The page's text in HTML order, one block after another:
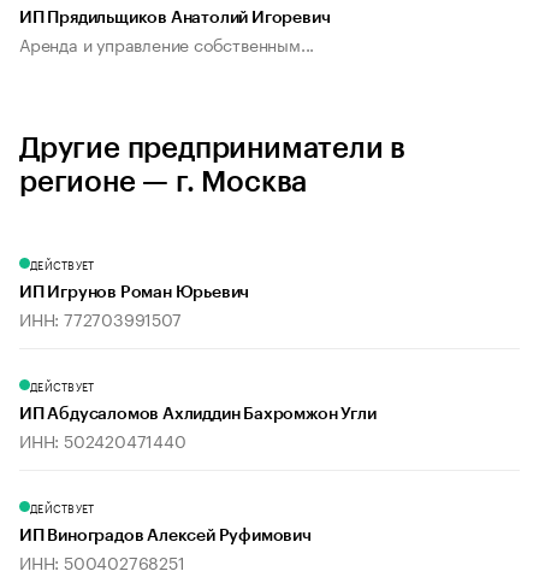
ИП Прядильщиков Анатолий Игоревич
Аренда и управление собственным...
Другие предприниматели в
регионе — г. Москва
ДЕЙСТВУЕТ
ИП Игрунов Роман Юрьевич
ИНН: 772703991507
ДЕЙСТВУЕТ
ИП Абдусаломов Ахлиддин Бахромжон Угли
ИНН: 502420471440
ДЕЙСТВУЕТ
ИП Виноградов Алексей Руфимович
ИНН: 500402768251